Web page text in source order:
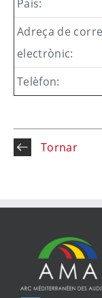
País:
Adreça de
electrònic:
Telèfon:
Tornar